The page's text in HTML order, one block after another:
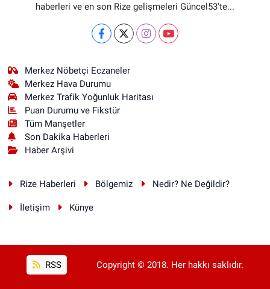
haberleri ve en son Rize gelişmeleri Güncel53'te...
Merkez Nöbetçi Eczaneler
Merkez Hava Durumu
Merkez Trafik Yoğunluk Haritası
Puan Durumu ve Fikstür
Tüm Manşetler
Son Dakika Haberleri
Haber Arşivi
Rize Haberleri Bölgemiz Nedir? Ne Değildir?
İletişim Künye
RSS Copyright © 2018. Her hakkı saklıdır.